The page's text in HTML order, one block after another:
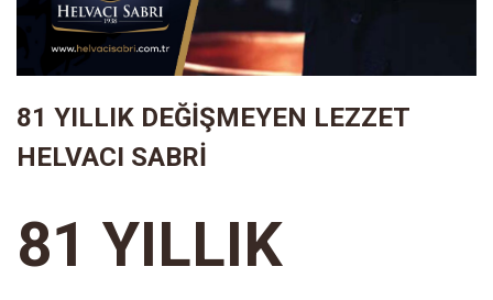
81 YILLIK DEĞİŞMEYEN LEZZET
HELVACI SABRİ
81 YILLIK